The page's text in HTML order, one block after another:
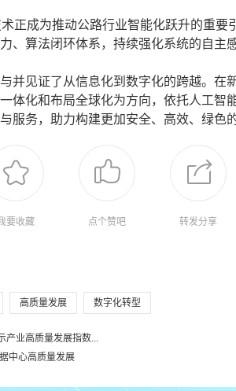
成为推动公路行业智能化跃升的重要
、算法闭环体系，持续强化系统的自主
见证了从信息化到数字化的跨越。在
体化和布局全球化为方向，依托人工智
服务，助力构建更加安全、高效、绿色
要收藏 点个赞吧 转发分享
高质量发展 数字化转型
产业高质量发展指数...
中心高质量发展